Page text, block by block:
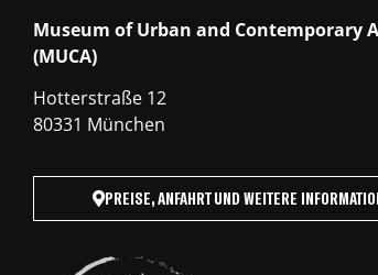
Museum of Urban and Contemporary
(MUCA)
Hotterstraße 12
80331 München
PREISE, ANFAHRT UND WEITERE